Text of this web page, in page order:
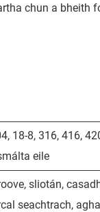
chun a bheith
18-8, 316, 416,
eile
sliotán,
seachtrach,